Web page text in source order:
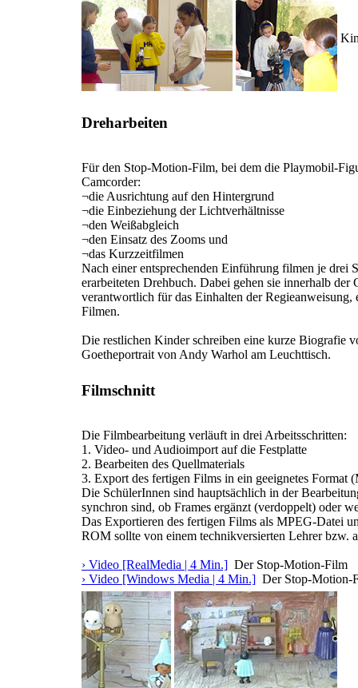
Dreharbeiten
Für den Stop-Motion-Film, bei dem die Playmobil-
Camcorder:
¬die Ausrichtung auf den Hintergrund
¬die Einbeziehung der Lichtverhältnisse
¬den Weißabgleich
¬den Einsatz des Zooms und
¬das Kurzzeitfilmen
Nach einer entsprechenden Einführung filmen je drei
erarbeiteten Drehbuch. Dabei gehen sie innerhalb
verantwortlich für das Einhalten der
Filmen.
Die restlichen Kinder schreiben eine kurze Biografie
Goetheportrait von Andy Warhol am Leuchttisch.
Filmschnitt
Die Filmbearbeitung verläuft in drei Arbeitsschritten:
1. Video- und Audioimport auf die Festplatte
2. Bearbeiten des Quellmaterials
3. Export des fertigen Films in ein geeignetes Format
Die SchülerInnen sind hauptsächlich in der
synchron sind, ob Frames ergänzt (verdoppelt) oder
Das Exportieren des fertigen Films als MPEG-Datei
ROM sollte von einem technikversierten Lehrer bzw.
› Video [RealMedia | 4 Min.] Der Stop-Motion-Film
› Video [Windows Media | 4 Min.] Der Stop-Motion-